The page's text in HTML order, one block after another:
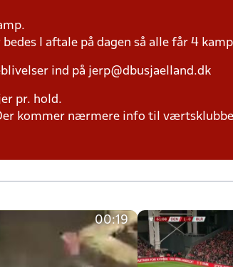
I aftale på dagen så alle får 4
ind på jerp@dbusjaelland.dk
pr. hold.
kommer nærmere info til
00:19